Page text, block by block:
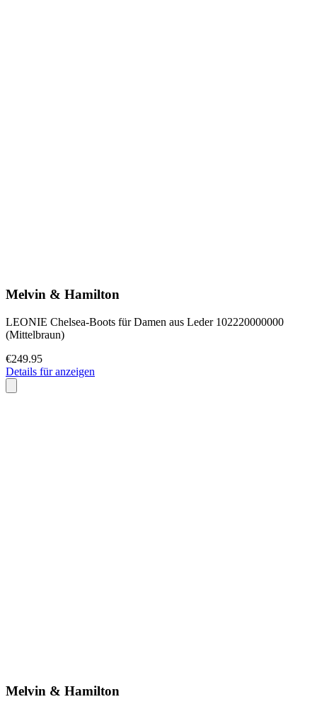
Melvin & Hamilton
LEONIE Chelsea-Boots für Damen aus Leder 102220000000
(Mittelbraun)
€249.95
Details für anzeigen
Melvin & Hamilton